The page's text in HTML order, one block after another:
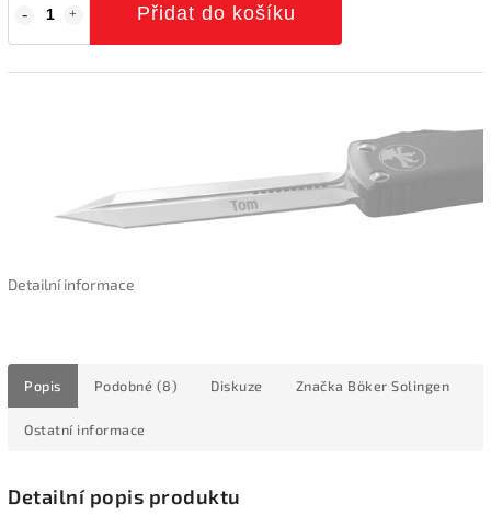
Přidat do košíku
Detailní informace
Popis Podobné (8) Diskuze Značka Böker Solingen
Ostatní informace
Detailní popis produktu